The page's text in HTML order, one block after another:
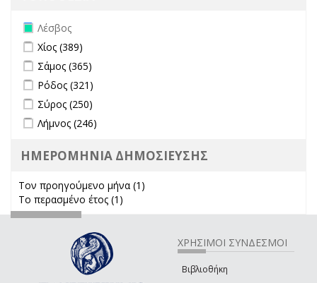
Remove Λέσβος filter
Λέσβος
Apply Χίος filter
Χίος (389)
Apply Σάμος filter
Σάμος (365)
Apply Ρόδος filter
Ρόδος (321)
Apply Σύρος filter
Σύρος (250)
Apply Λήμνος filter
Λήμνος (246)
ΗΜΕΡΟΜΗΝΙΑ ΔΗΜΟΣΙΕΥΣΗΣ
Τον προηγούμενο μήνα (1)
Το περασμένο έτος (1)
ΧΡΗΣΙΜΟΙ ΣΥΝΔΕΣΜΟΙ
Βιβλιοθήκη